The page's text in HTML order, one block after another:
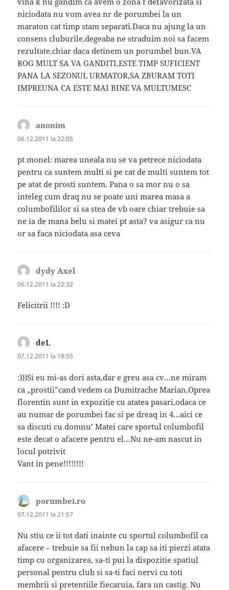
niciodata nu vom avea nr de porumbei la un
maraton cat timp stam separati.Daca nu ajung la un
consens cluburile,degeaba ne straduim noi sa facem
rezultate,chiar daca detinem un porumbel bun.VA
ROG MULT SA VA GANDITI,ESTE TIMP SUFICIENT
PANA LA SEZONUL URMATOR,SA ZBURAM TOTI
IMPREUNA CA ESTE MAI BINE VA MULTUMESC
anonim
06.12.2011 la 22:05
pt monel: marea uneala nu se va petrece niciodata
pentru ca suntem multi si pe cat de multi suntem tot
pe atat de prosti suntem. Pana o sa mor nu o sa
inteleg cum draq nu se poate uni marea masa a
columbofililor si sa stea de vb oare chiar trebuie sa
ne ia de mana belu si matei pt asta? va asigur ca nu
or sa faca niciodata asa ceva
dydy Axel
06.12.2011 la 22:32
Felicitrii !!!! :D
deL
07.12.2011 la 18:55
:)))Si eu mi-as dori asta,dar e greu asa cv…ne miram
ca „prostii”cand vedem ca Dumitrache Marian,Oprea
florentin sunt in expozitie cu atatea pasari,odaca ce
au numar de porumbei fac si pe dreaq in 4…aici ce
sa discuti cu domnu’ Matei care sportul columbofil
este decat o afacere pentru el…Nu ne-am nascut in
locul potrivit
Vant in pene!!!!!!!!
porumbei.ro
07.12.2011 la 21:57
Nu stiu ce ii tot dati inainte cu sportul columbofil ca
afacere – trebuie sa fii nebun la cap sa iti pierzi atata
timp cu organizarea, sa-ti pui la dispozitie spatiul
personal pentru club si sa-ti faci nervi cu toti
membrii si pretentiile fiecaruia, fara un castig. Nu